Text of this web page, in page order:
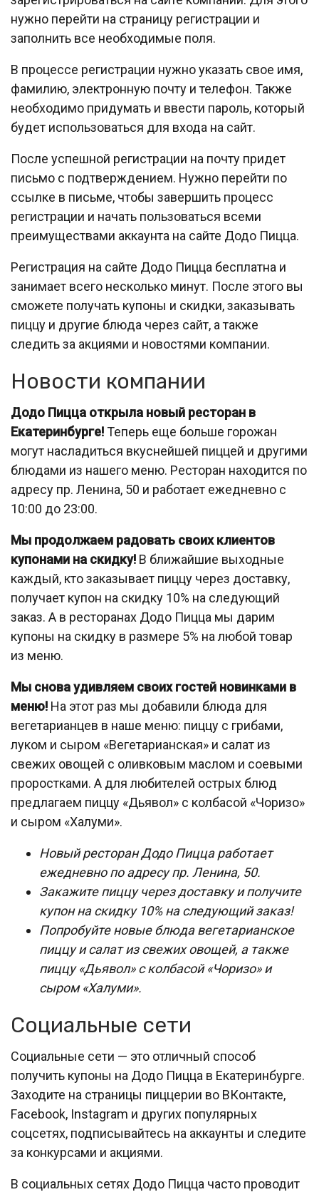
нужно перейти на страницу регистрации и
заполнить все необходимые поля.
В процессе регистрации нужно указать свое имя,
фамилию, электронную почту и телефон. Также
необходимо придумать и ввести пароль, который
будет использоваться для входа на сайт.
После успешной регистрации на почту придет
письмо с подтверждением. Нужно перейти по
ссылке в письме, чтобы завершить процесс
регистрации и начать пользоваться всеми
преимуществами аккаунта на сайте Додо Пицца.
Регистрация на сайте Додо Пицца бесплатна и
занимает всего несколько минут. После этого вы
сможете получать купоны и скидки, заказывать
пиццу и другие блюда через сайт, а также
следить за акциями и новостями компании.
Новости компании
Додо Пицца открыла новый ресторан в
Екатеринбурге!Теперь еще больше горожан
могут насладиться вкуснейшей пиццей и другими
блюдами из нашего меню. Ресторан находится по
адресу пр. Ленина, 50 и работает ежедневно с
10:00 до 23:00.
Мы продолжаем радовать своих клиентов
купонами на скидку! В ближайшие выходные
каждый, кто заказывает пиццу через доставку,
получает купон на скидку 10% на следующий
заказ. А в ресторанах Додо Пицца мы дарим
купоны на скидку в размере 5% на любой товар
из меню.
Мы снова удивляем своих гостей новинками в
меню! На этот раз мы добавили блюда для
вегетарианцев в наше меню: пиццу с грибами,
луком и сыром «Вегетарианская» и салат из
свежих овощей с оливковым маслом и соевыми
проростками. А для любителей острых блюд
предлагаем пиццу «Дьявол» с колбасой «Чоризо»
и сыром «Халуми».
Новый ресторан Додо Пицца работает
ежедневно по адресу пр. Ленина, 50.
Закажите пиццу через доставку и получите
купон на скидку 10% на следующий заказ!
Попробуйте новые блюда вегетарианское
пиццу и салат из свежих овощей, а также
пиццу «Дьявол» с колбасой «Чоризо» и
сыром «Халуми».
Социальные сети
Социальные сети — это отличный способ
получить купоны на Додо Пицца в Екатеринбурге.
Заходите на страницы пиццерии во ВКонтакте,
Facebook, Instagram и других популярных
соцсетях, подписывайтесь на аккаунты и следите
за конкурсами и акциями.
В социальных сетях Додо Пицца часто проводит